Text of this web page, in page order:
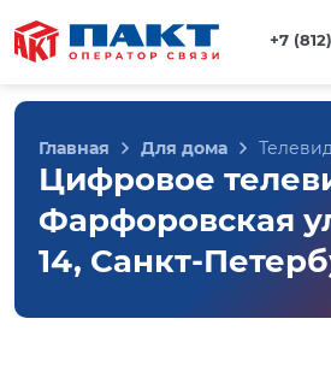
+7
Главная Для дома
Цифровое
Фарфоровская
14, Санкт-